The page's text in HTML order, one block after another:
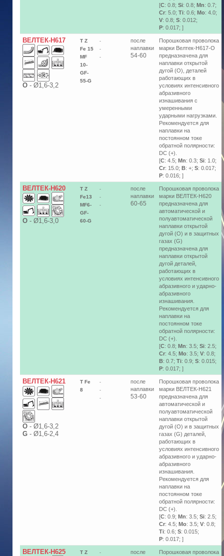
[C: 0.8; Si: 0.8; Mn: 0.7;
Cr: 5.0; Ti: 0.6; Mo: 4.0;
V: 0.8; S: 0.012;
P: 0.017; ]
ВЕЛТЕК-Н617
О - Ø1,6-3,2
T Z
Fe 15
MF
10-
GF-
55-G
-
-
-
после
наплавки
54-60
Порошковая проволока
марки Велтек-Н617-О
предназначена для
наплавки открытой
дугой (О), деталей
работающих в
условиях интенсивного
абразивного
изнашивания с
умеренными
ударными нагрузками.
Рекомендуется для
наплавки на
постоянном токе
обратной полярности:
DC (+).
[C: 4.5; Mn: 0.3; Si: 1.0;
Cr: 15.0; B: +; S: 0.017;
P: 0.016; ]
ВЕЛТЕК-Н620
О - Ø1,6-3,0
T Z
Fe13
MF6-
GF-
60-G
-
-
-
после
наплавки
60-65
Порошковая проволока
марки ВЕЛТЕК-Н620
предназначена для
автоматической и
полуавтоматической
наплавки открытой
дугой (O) и в защитных
газах (G)
предназначена для
наплавки открытой
дугой деталей,
работающих в
условиях интенсивного
абразивного и ударно-
абразивного
изнашивания.
Рекомендуется для
наплавки на
постоянном токе
обратной полярности:
DC (+).
[C: 0.8; Mn: 3.5; Si: 2.5;
Cr: 4.5; Mo: 3.5; V: 0.8;
B: 0.7; Ti: 0.9; S: 0.015;
P: 0.017; ]
ВЕЛТЕК-Н621
О - Ø1,6-3,2
G - Ø1,6-2,4
T Fe
8
-
-
-
после
наплавки
53-60
Порошковая проволока
марки ВЕЛТЕК-Н621
предназначена для
автоматической и
полуавтоматической
наплавки открытой
дугой (O) и в защитных
газах (G) деталей,
работающих в
условиях интенсивного
абразивного и ударно-
абразивного
изнашивания.
Рекомендуется для
наплавки на
постоянном токе
обратной полярности:
DC (+).
[C: 0.9; Mn: 3.5; Si: 2.5;
Cr: 4.5; Mo: 3.5; V: 0.8;
Ti: 0.6; S: 0.015;
P: 0.017; ]
ВЕЛТЕК-Н625
T Z
-
после
Порошковая проволока